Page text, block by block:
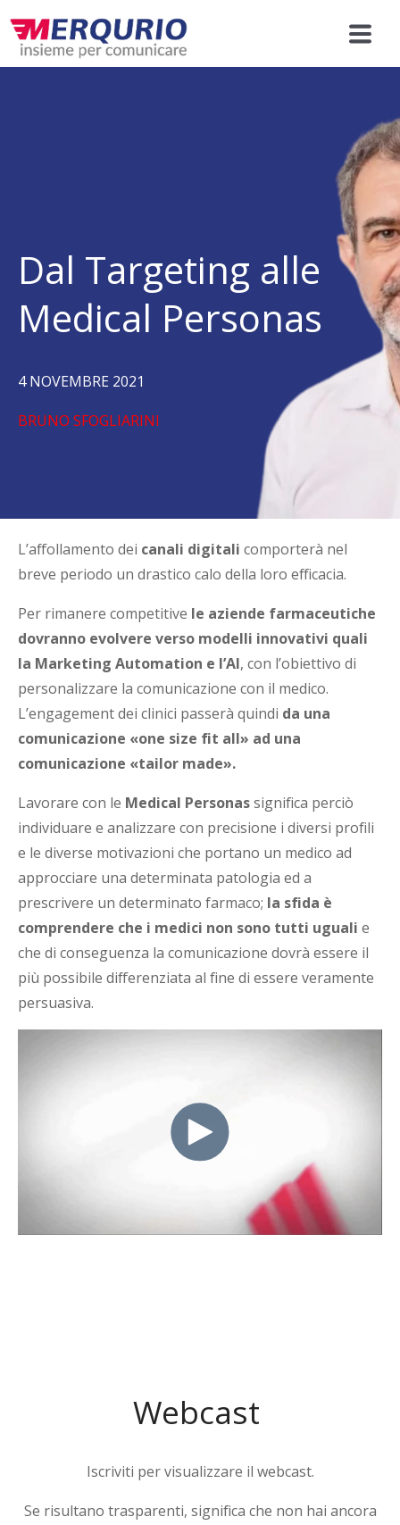
Dal Targeting alle
Medical Personas
4 NOVEMBRE 2021
BRUNO SFOGLIARINI
L’affollamento dei canali digitali comporterà nel
breve periodo un drastico calo della loro efficacia.
Per rimanere competitive le aziende farmaceutiche
dovranno evolvere verso modelli innovativi quali
la Marketing Automation e l’AI, con l’obiettivo di
personalizzare la comunicazione con il medico.
L’engagement dei clinici passerà quindi da una
comunicazione «one size fit all» ad una
comunicazione «tailor made».
Lavorare con le Medical Personassignifica perciò
individuare e analizzare con precisione i diversi profili
e le diverse motivazioni che portano un medico ad
approcciare una determinata patologia ed a
prescrivere un determinato farmaco; la sfida è
comprendere che i medici non sono tutti uguali e
che di conseguenza la comunicazione dovrà essere il
più possibile differenziata al fine di essere veramente
persuasiva.
Webcast
Iscriviti per visualizzare il webcast.
Se risultano trasparenti, significa che non hai ancora